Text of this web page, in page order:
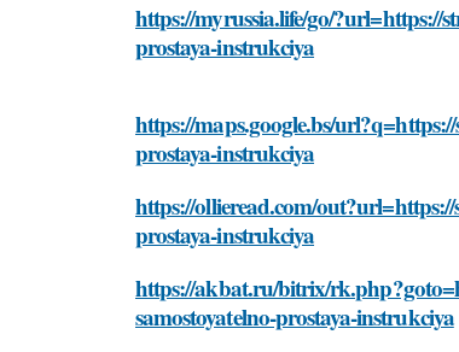
https://myrussia.life/go/?url=https://
prostaya-instrukciya
https://maps.google.bs/
prostaya-instrukciya
https://ollieread.com/
prostaya-instrukciya
https://akbat.ru/bitrix/
samostoyatelno-prostaya-instrukciya